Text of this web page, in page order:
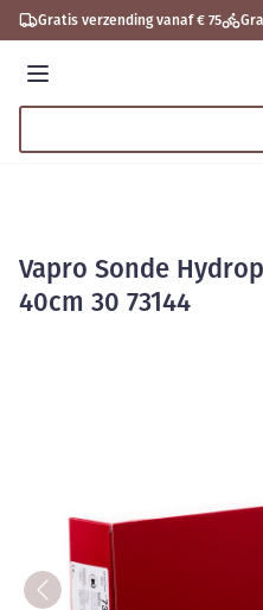
Ga naar de inhoud
Gratis verzending vanaf € 75
Menu
Vapro Sonde
40cm 30 73144